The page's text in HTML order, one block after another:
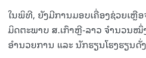
ໃນພິທີ, ຍັງມີການມອບເຄື່ອງຊ່ວຍເຫຼື
ມິດຕະພາບ ສ.ເກົາຫຼີ-ລາວ ຈຳນວນ
ອຳນວຍການ ແລະ ນັກຮຽນໂຮງຮຽນດັ່